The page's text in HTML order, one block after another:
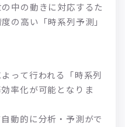
中の動きに対応するた
の高い「時系列予測」
って行われる「時系列
率化が可能となりま
動的に分析・予測がで